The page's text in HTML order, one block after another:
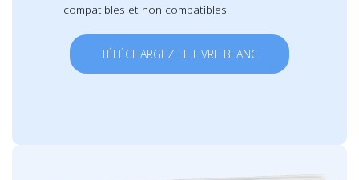
compatibles et non compatibles.
TÉLÉCHARGEZ LE LIVRE BLANC